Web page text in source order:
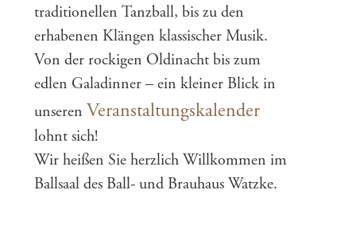
traditionellen Tanzball, bis zu den
erhabenen Klängen klassischer Musik.
Von der rockigen Oldinacht bis zum
edlen Galadinner – ein kleiner Blick in
unseren Veranstaltungskalender
lohnt sich!
Wir heißen Sie herzlich Willkommen im
Ballsaal des Ball- und Brauhaus Watzke.